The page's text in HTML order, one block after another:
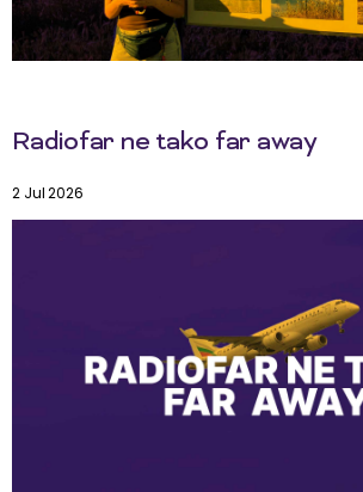
Radiofar ne tako far away
2 Jul 2026